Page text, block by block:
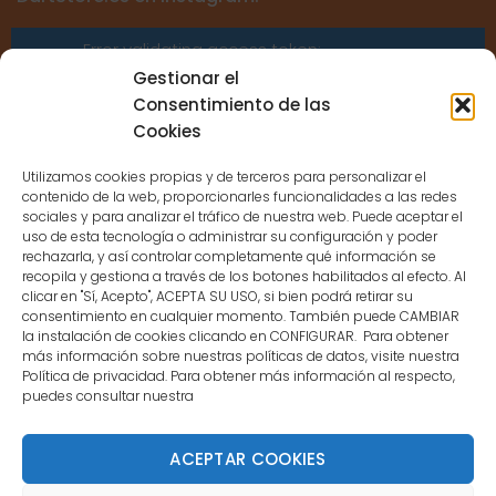
Gestionar el
Consentimiento de las
Cookies
Utilizamos cookies propias y de terceros para personalizar el
contenido de la web, proporcionarles funcionalidades a las redes
sociales y para analizar el tráfico de nuestra web. Puede aceptar el
uso de esta tecnología o administrar su configuración y poder
rechazarla, y así controlar completamente qué información se
recopila y gestiona a través de los botones habilitados al efecto. Al
clicar en "Sí, Acepto", ACEPTA SU USO, si bien podrá retirar su
consentimiento en cualquier momento. También puede CAMBIAR
la instalación de cookies clicando en CONFIGURAR. Para obtener
más información sobre nuestras políticas de datos, visite nuestra
Política de privacidad. Para obtener más información al respecto,
puedes consultar nuestra
ACEPTAR COOKIES
Error validating access token:
Sessions for the user are not allowed
because the user is not a confirmed
CONTACTO
MENÚ PRINCIPAL
MI CUENTA
DOCUMENTACIÓN